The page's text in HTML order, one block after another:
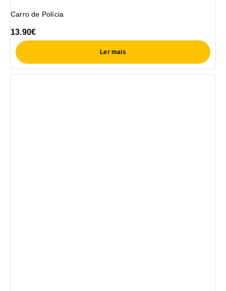
Carro de Polícia
13.90€
Ler mais